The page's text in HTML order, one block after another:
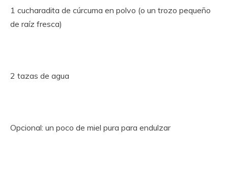
1 cucharadita de cúrcuma en polvo (o un trozo pequeño
de raíz fresca)
2 tazas de agua
Opcional: un poco de miel pura para endulzar